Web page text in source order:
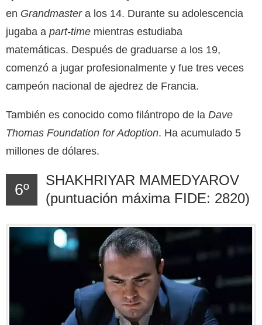
en Grandmastera los 14. Durante su adolescencia
jugaba a part-time mientras estudiaba
matemáticas. Después de graduarse a los 19,
comenzó a jugar profesionalmente y fue tres veces
campeón nacional de ajedrez de Francia.
También es conocido como filántropo de la Dave
Thomas Foundation for Adoption. Ha acumulado 5
millones de dólares.
6º
SHAKHRIYAR MAMEDYAROV
(puntuación máxima FIDE: 2820)